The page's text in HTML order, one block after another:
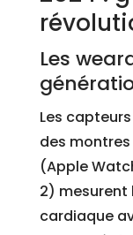
Les
Les
des
(Apple
2) mesurent
cardiaque